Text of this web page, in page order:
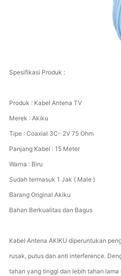
Spesifikasi Produk :
Produk : Kabel Antena TV
Merek : Akiku
Tipe : Coaxial 3C- 2V 75 Ohm
Panjang Kabel : 15 Meter
Warna : Biru
Sudah termasuk 1 Jak ( Male )
Barang Original Akiku
Bahan Berkualitas dan Bagus
Kabel Antena AKIKU diperuntukan
rusak, putus dan anti interference.
tahan yang tinggi dan lebih tahan lama